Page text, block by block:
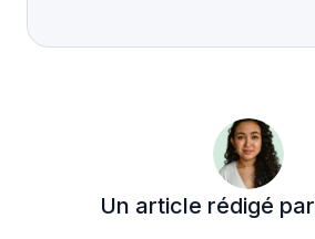
Un article rédigé par